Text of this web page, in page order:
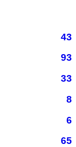
43
93
33
8
6
65